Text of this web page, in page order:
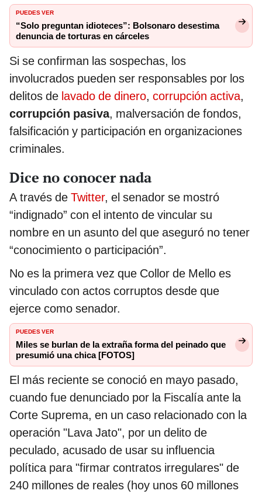
PUEDES VER
“Solo preguntan idioteces”: Bolsonaro desestima
denuncia de torturas en cárceles
Si se confirman las sospechas, los
involucrados pueden ser responsables por los
delitos de lavado de dinero, corrupción activa,
corrupción pasiva, malversación de fondos,
falsificación y participación en organizaciones
criminales.
Dice no conocer nada
A través de Twitter, el senador se mostró
“indignado” con el intento de vincular su
nombre en un asunto del que aseguró no tener
“conocimiento o participación”.
No es la primera vez que Collor de Mello es
vinculado con actos corruptos desde que
ejerce como senador.
PUEDES VER
Miles se burlan de la extraña forma del peinado que
presumió una chica [FOTOS]
El más reciente se conoció en mayo pasado,
cuando fue denunciado por la Fiscalía ante la
Corte Suprema, en un caso relacionado con la
operación "Lava Jato", por un delito de
peculado, acusado de usar su influencia
política para "firmar contratos irregulares" de
240 millones de reales (hoy unos 60 millones